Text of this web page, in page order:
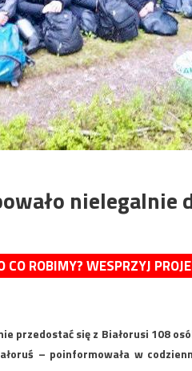
nielegalnie
CO ROBIMY? WESPRZYJ
przedostać się z Białorusi 108
– poinformowała w